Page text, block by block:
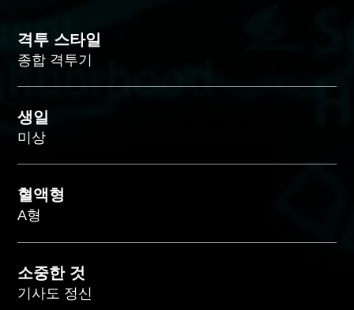
격투 스타일
종합 격투기
생일
미상
혈액형
A형
소중한 것
기사도 정신